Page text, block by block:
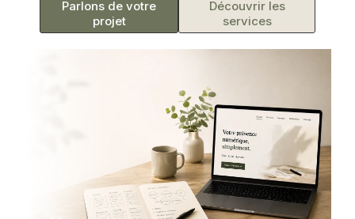
Parlons de votre
projet
Découvrir les
services